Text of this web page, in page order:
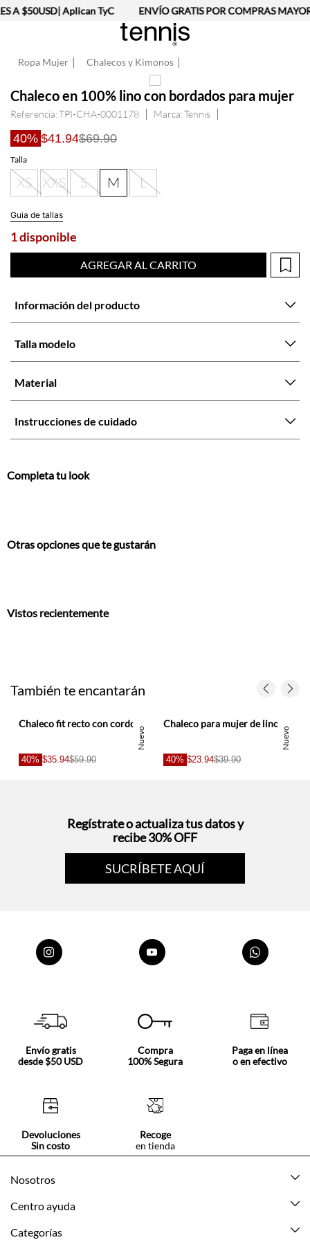
A $50USD| Aplican TyC ENVÍO GRATIS POR COMPRAS
Ropa Mujer Chalecos y Kimonos
Chaleco en 100% lino con bordados para mujer
Referencia:TPI-CHA-0001178 Tennis
40% $41.94$69.90
Talla
XS S M L
XXS
Guia de tallas
1 disponible
AGREGAR AL CARRITO
Información del producto
Talla modelo
Material
Instrucciones de cuidado
Completa tu look
Otras opciones que te gustarán
Vistos recientemente
También te encantarán
Nuevo
Chaleco fit recto con cordoneras frontales en denim para mujer
40% $35.94$59.90
Nuevo
Chaleco para mujer de lino arena entallado con bajo en doble pico
40% $23.94$39.90
Regístrate o actualiza tus datos y
recibe 30% OFF
SUCRÍBETE AQUÍ
Envío gratis
desde $50 USD
Compra
100% Segura
Paga en línea
o en efectivo
Devoluciones
Sin costo
Recoge
en tienda
Nosotros
Acerca de Tennis
Centro ayuda
Mis pedidos
Categorías